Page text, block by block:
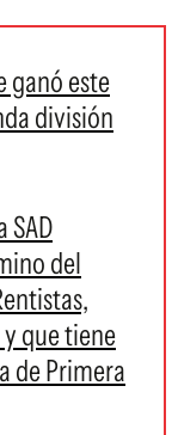
ganó este
división
SAD
del
que tiene
de Primera